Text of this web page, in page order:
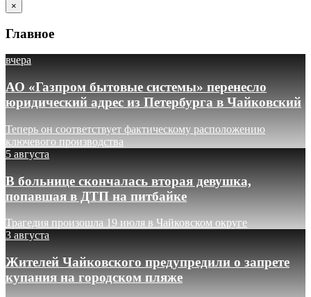
×
Главное
вчера
АО «Газпром бытовые системы» перенесло
юридический адрес из Петербурга в Чайковский
Теперь он соответствует фактическому расположению
ключевого производства
5 августа
В больнице скончалась вторая девушка,
попавшая в ДТП на питбайке
Трагедия произошла 19 июля в Чайковском округе
3 августа
Жителей Чайковского предупредили о запрете
купания на городском пляже